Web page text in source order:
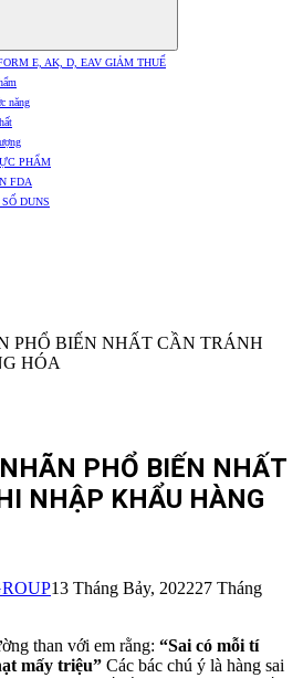
E, AK, D, EAV GIẢM THUẾ
năng
PHẨM
FDA
DUNS
PHỔ BIẾN NHẤT
NHẬP KHẨU HÀNG
13 Tháng Bảy, 202227 Tháng
than với em rằng: “Sai có mỗi tí
mấy triệu” Các bác chú ý là hàng sai